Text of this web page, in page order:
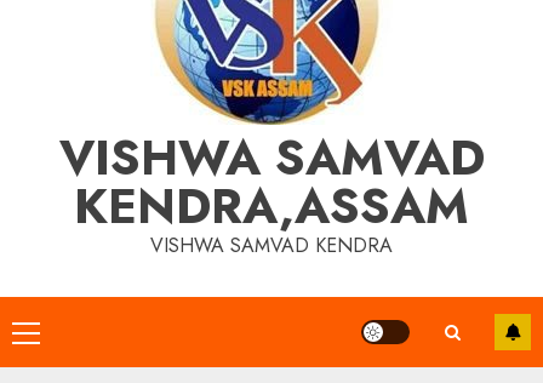
VISHWA SAMVAD
KENDRA,ASSAM
VISHWA SAMVAD KENDRA
Primary
Menu